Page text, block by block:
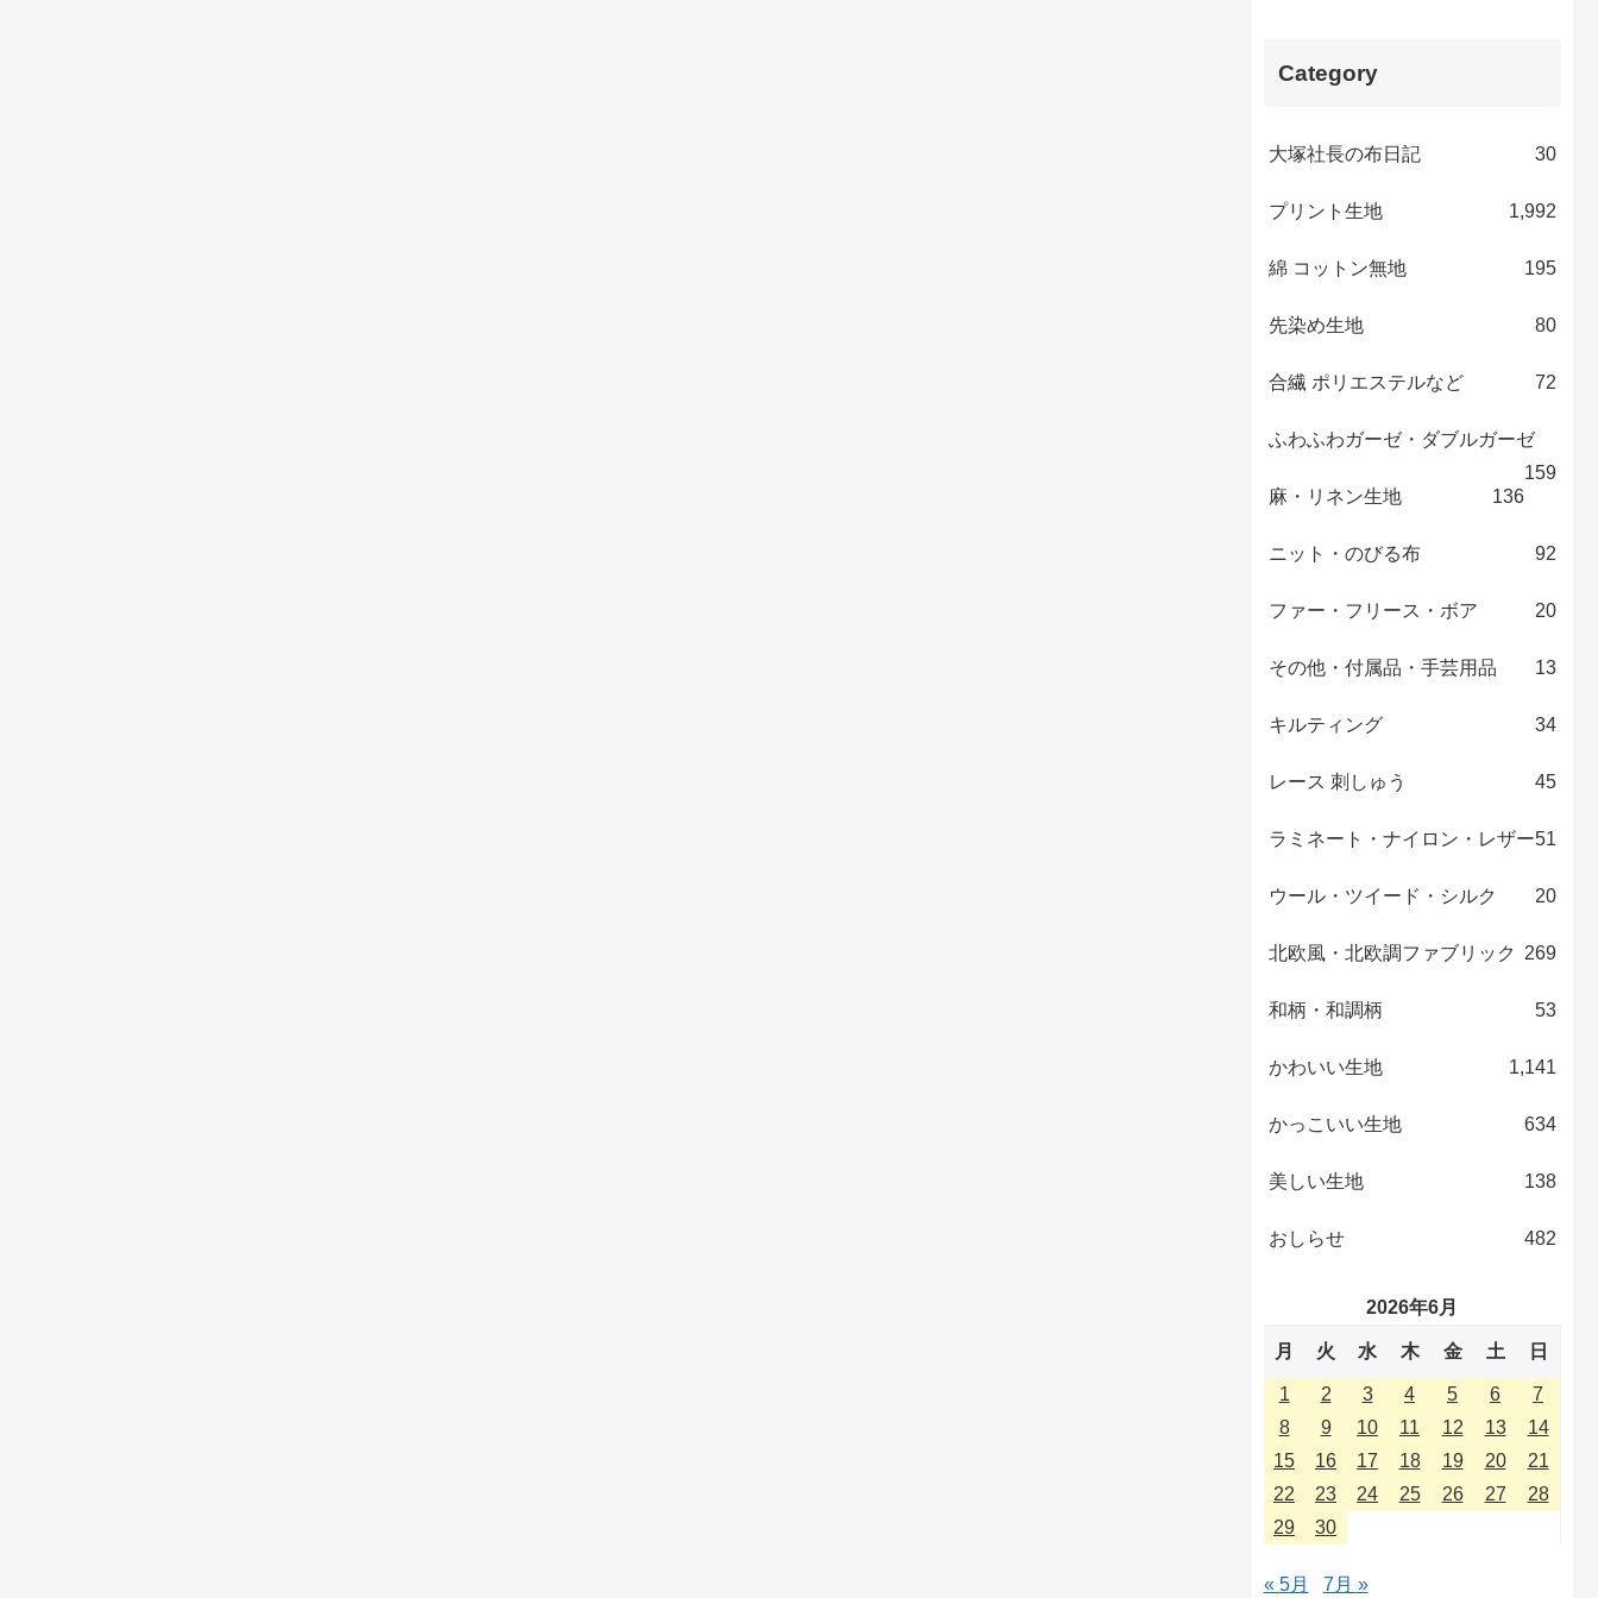
Category
大塚社長の布日記 30
プリント生地 1,992
綿 コットン無地 195
先染め生地 80
合繊 ポリエステルなど 72
ふわふわガーゼ・ダブルガーゼ
159
麻・リネン生地
136
ニット・のびる布 92
ファー・フリース・ボア 20
その他・付属品・手芸用品 13
キルティング 34
レース 刺しゅう 45
ラミネート・ナイロン・レザー51
ウール・ツイード・シルク 20
北欧風・北欧調ファブリック 269
和柄・和調柄 53
かわいい生地 1,141
かっこいい生地 634
美しい生地 138
おしらせ 482
2026年6月
月 火 水 木 金 土 日
1 2 3 4 5 6
7
8
9 10 11 12 13
14
15
16 17 18 19 20
21
22
23 24 25 26 27
28
29
30
« 5月 7月 »